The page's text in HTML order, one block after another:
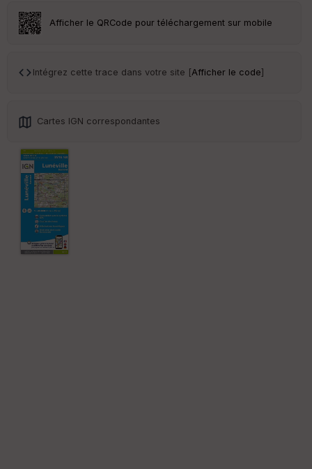
Afficher le QRCode pour téléchargement sur mobile
Intégrez cette trace dans votre site [Afficher le code]
Cartes IGN correspondantes